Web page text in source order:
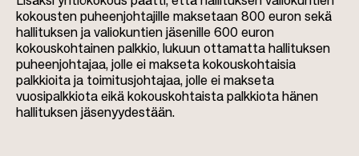
kokousten puheenjohtajille maksetaan 800 euron sekä
hallituksen ja valiokuntien jäsenille 600 euron
kokouskohtainen palkkio, lukuun ottamatta hallituksen
puheenjohtajaa, jolle ei makseta kokouskohtaisia
palkkioita ja toimitusjohtajaa, jolle ei makseta
vuosipalkkiota eikä kokouskohtaista palkkiota hänen
hallituksen jäsenyydestään.